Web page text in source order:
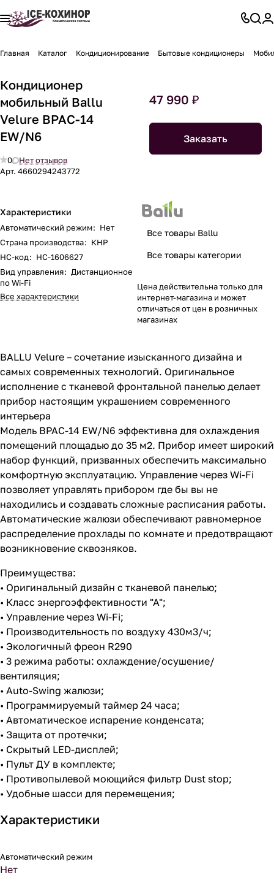
Главная Каталог Кондиционирование Бытовые кондиционеры
Кондиционер
мобильный Ballu
Velure BPAC-14
EW/N6
0
Нет отзывов
Арт. 4660294243772
Характеристики
Автоматический режим: Нет
Страна производства: КНР
НС-код: НС-1606627
Вид управления: Дистанционное
по Wi-Fi
Все характеристики
47 990 ₽
Заказать
Все товары Ballu
Все товары категории
Цена действительна только для
интернет-магазина и может
отличаться от цен в розничных
магазинах
BALLU Velure – сочетание изысканного дизайна и
самых современных технологий. Оригинальное
исполнение с тканевой фронтальной панелью делает
прибор настоящим украшением современного
интерьера
Модель BPAC-14 EW/N6 эффективна для охлаждения
помещений площадью до 35 м2. Прибор имеет широкий
набор функций, призванных обеспечить максимально
комфортную эксплуатацию. Управление через Wi-Fi
позволяет управлять прибором где бы вы не
находились и создавать сложные расписания работы.
Автоматические жалюзи обеспечивают равномерное
распределение прохлады по комнате и предотвращают
возникновение сквозняков.
Преимущества:
• Оригинальный дизайн с тканевой панелью;
• Класс энергоэффективности "А";
• Управление через Wi-Fi;
• Производительность по воздуху 430м3/ч;
• Экологичный фреон R290
• 3 режима работы: охлаждение/осушение/
вентиляция;
• Auto-Swing жалюзи;
• Программируемый таймер 24 часа;
• Автоматическое испарение конденсата;
• Защита от протечки;
• Скрытый LED-дисплей;
• Пульт ДУ в комплекте;
• Противопылевой моющийся фильтр Dust stop;
• Удобные шасси для перемещения;
Характеристики
Автоматический режим
Нет